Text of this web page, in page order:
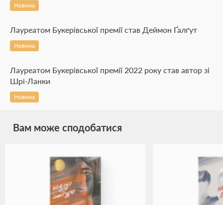
Новина
Лауреатом Букерівської премії став Деймон Ґалґут
Новина
Лауреатом Букерівської премії 2022 року став автор зі
Шрі-Ланки
Новина
Вам може сподобатися